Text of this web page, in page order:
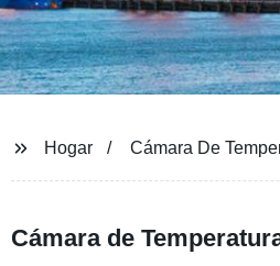
Hogar Cámara De
Cámara de